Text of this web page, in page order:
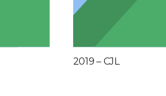
2019 – CJL